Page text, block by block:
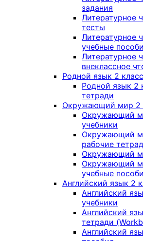
задания
Литературное
тесты
Литературное
учебные
Литературное
внеклассное
Родной язык 2 класс
Родной язык 2
тетради
Окружающий мир 2
Окружающий
учебники
Окружающий
рабочие
Окружающий
Окружающий
учебные
Английский язык 2
Английский
учебники
Английский
тетради
Английский